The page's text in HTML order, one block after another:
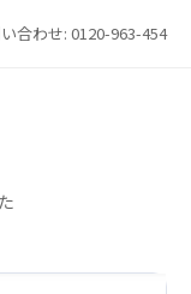
合わせ: 0120-963-454